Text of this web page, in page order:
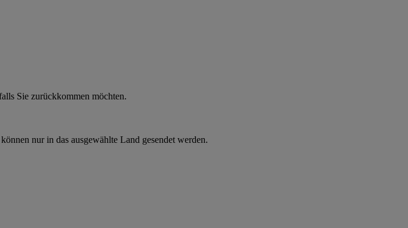
Sie zurückkommen möchten.
nur in das ausgewählte Land gesendet werden.